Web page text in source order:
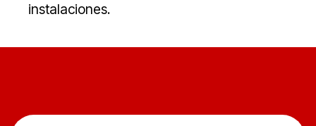
instalaciones.